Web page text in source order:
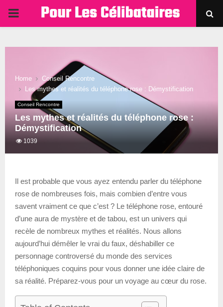
PRIMARY
Home
Conseil Rencontre
Les mythes et réalités du téléphone rose : Démystification
Conseil Rencontre
Les mythes et réalités du téléphone rose :
Démystification
1039
Il est probable que vous ayez entendu parler du téléphone
rose de nombreuses fois, mais combien d’entre vous
savent vraiment ce que c’est ? Le téléphone rose, entouré
d’une aura de mystère et de tabou, est un univers qui
recèle de nombreux mythes et réalités. Nous allons
aujourd’hui démêler le vrai du faux, déshabiller ce
personnage controversé du monde des services
téléphoniques coquins pour vous donner une idée claire de
sa réalité. Préparez-vous pour un voyage au cœur du rose.